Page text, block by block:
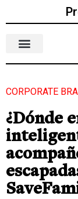
CORPORATE
¿Dónde